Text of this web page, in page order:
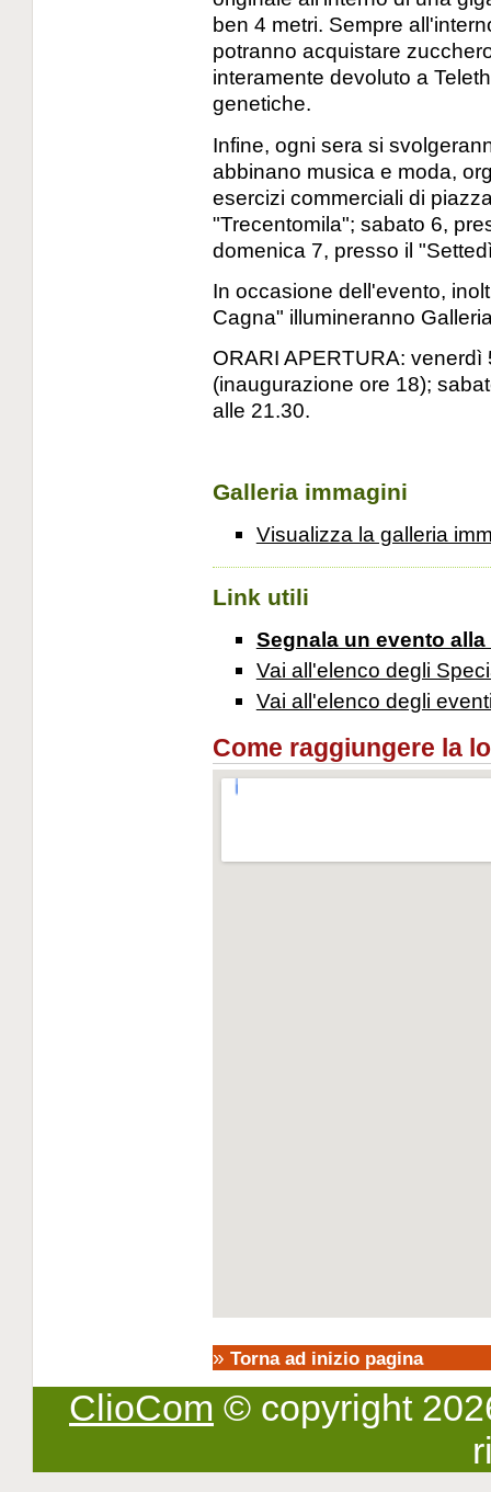
ben 4 metri. Sempre
potranno acquistare
interamente devoluto a
genetiche.
Infine, ogni sera si
abbinano musica e moda,
esercizi commerciali di
"Trecentomila"; sabato 6,
domenica 7, presso il
In occasione dell'evento,
Cagna" illumineranno
ORARI APERTURA:
(inaugurazione ore 18);
alle 21.30.
Galleria immagini
Visualizza la galleria
Link utili
Segnala un evento
Vai all'elenco degli
Vai all'elenco degli
Come raggiungere la
» Torna ad inizio pagina
ClioCom © copyright